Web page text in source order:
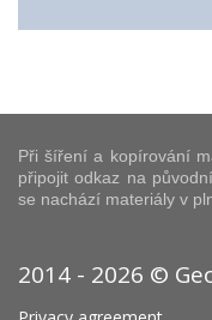
Při šíření a kopírování
připojit odkaz na
se nachází materiály v
2014 - 2026 ©